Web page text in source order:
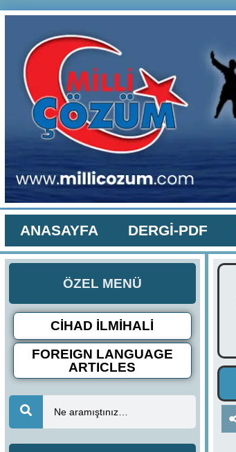
ANASAYFA DERGİ-PDF
ÖZEL MENÜ
CİHAD İLMİHALİ
FOREIGN LANGUAGE
ARTICLES
Ne aramıştınız…